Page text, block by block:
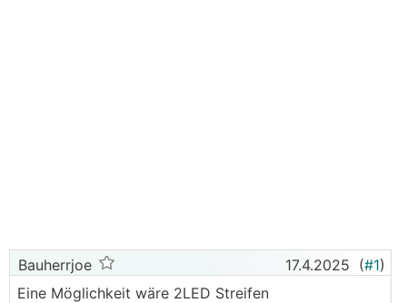
Bauherrjoe 17.4.2025 (#1)
Eine Möglichkeit wäre 2LED Streifen